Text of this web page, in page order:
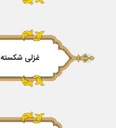
غزلی شکسته